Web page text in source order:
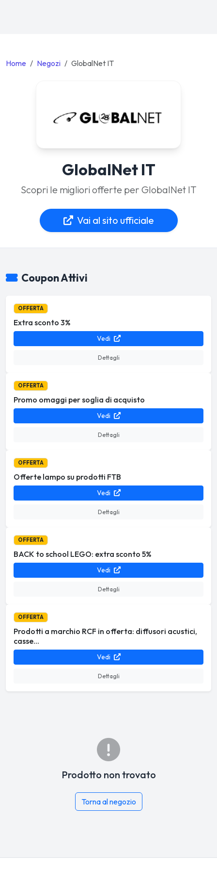
Home Negozi GlobalNet IT
GlobalNet IT
Scopri le migliori offerte per GlobalNet IT
Vai al sito ufficiale
Coupon Attivi
OFFERTA
Extra sconto 3%
Vedi
Dettagli
OFFERTA
Promo omaggi per soglia di acquisto
Vedi
Dettagli
OFFERTA
Offerte lampo su prodotti FTB
Vedi
Dettagli
OFFERTA
BACK to school LEGO: extra sconto 5%
Vedi
Dettagli
OFFERTA
Prodotti a marchio RCF in offerta: diffusori acustici,
casse...
Vedi
Dettagli
Prodotto non trovato
Torna al negozio